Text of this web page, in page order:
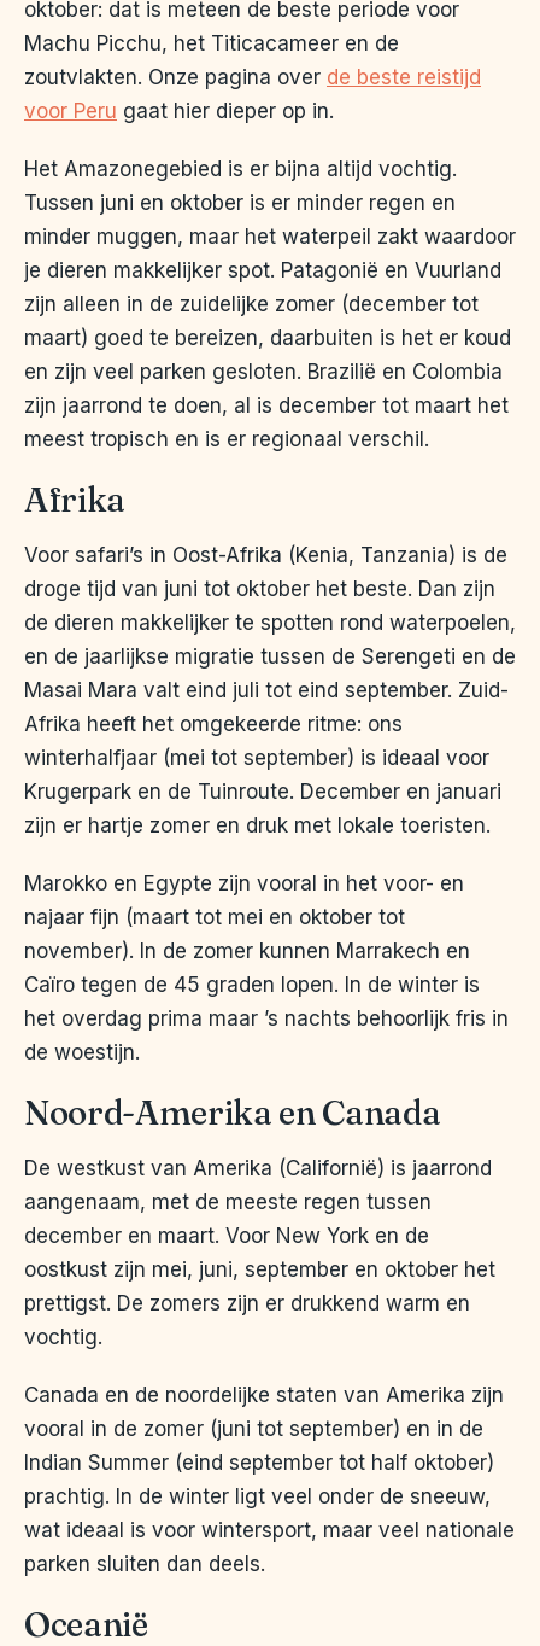
oktober: dat is meteen de beste periode voor
Machu Picchu, het Titicacameer en de
zoutvlakten. Onze pagina over de beste reistijd
voor Peru gaat hier dieper op in.
Het Amazonegebied is er bijna altijd vochtig.
Tussen juni en oktober is er minder regen en
minder muggen, maar het waterpeil zakt waardoor
je dieren makkelijker spot. Patagonië en Vuurland
zijn alleen in de zuidelijke zomer (december tot
maart) goed te bereizen, daarbuiten is het er koud
en zijn veel parken gesloten. Brazilië en Colombia
zijn jaarrond te doen, al is december tot maart het
meest tropisch en is er regionaal verschil.
Afrika
Voor safari’s in Oost-Afrika (Kenia, Tanzania) is de
droge tijd van juni tot oktober het beste. Dan zijn
de dieren makkelijker te spotten rond waterpoelen,
en de jaarlijkse migratie tussen de Serengeti en de
Masai Mara valt eind juli tot eind september. Zuid-
Afrika heeft het omgekeerde ritme: ons
winterhalfjaar (mei tot september) is ideaal voor
Krugerpark en de Tuinroute. December en januari
zijn er hartje zomer en druk met lokale toeristen.
Marokko en Egypte zijn vooral in het voor- en
najaar fijn (maart tot mei en oktober tot
november). In de zomer kunnen Marrakech en
Caïro tegen de 45 graden lopen. In de winter is
het overdag prima maar ’s nachts behoorlijk fris in
de woestijn.
Noord-Amerika en Canada
De westkust van Amerika (Californië) is jaarrond
aangenaam, met de meeste regen tussen
december en maart. Voor New York en de
oostkust zijn mei, juni, september en oktober het
prettigst. De zomers zijn er drukkend warm en
vochtig.
Canada en de noordelijke staten van Amerika zijn
vooral in de zomer (juni tot september) en in de
Indian Summer (eind september tot half oktober)
prachtig. In de winter ligt veel onder de sneeuw,
wat ideaal is voor wintersport, maar veel nationale
parken sluiten dan deels.
Oceanië